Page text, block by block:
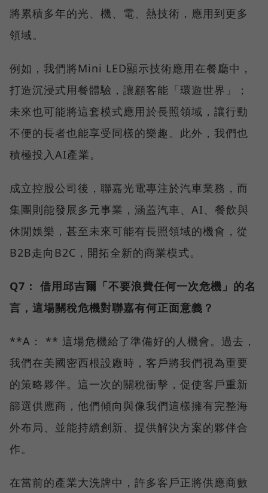
將累積多年的光、機、電、熱技術，應用到更多
領域。
例如，我們將Mini LED顯示技術應用在餐廳中，
打造沉浸式用餐體驗，讓顧客能「環遊世界」；
未來也可能將這套模式應用於長照領域，讓行動
不便的長者也能享受同樣的樂趣。此外，我們也
積極投入AI產業。
成立控股公司後，聯嘉光電專注於汽車業務，而
集團則能發展多元事業，涵蓋汽車、AI、餐飲與
休閒娛樂，甚至未來可能有長照領域的機會，從
B2B走向B2C，開拓全新的商業模式。
Q7： 借用邱吉爾「不要浪費任何一次危機」的名
言，這場關稅危機對聯嘉有何正面意義？
**A： ** 這場危機給了準備好的人機會。過去，
我們在美國密西根設廠時，客戶將我們視為重要
的策略夥伴。這一次的關稅衝擊，促使客戶重新
篩選供應商，他們傾向與像我們這樣擁有完整海
外布局、並能持續創新、提供解決方案的夥伴合
作。
在當前的產業大洗牌中，許多客戶正將供應商數